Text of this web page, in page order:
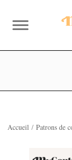
content
Accueil / Patrons de